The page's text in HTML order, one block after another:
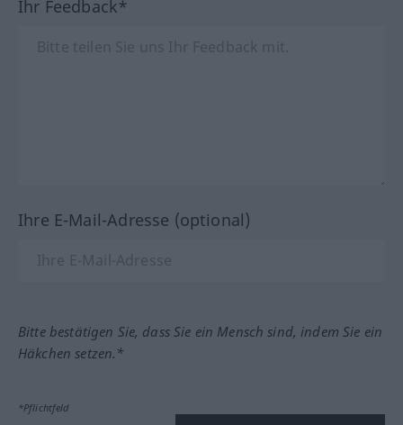
Ihr Feedback*
Ihre E-Mail-Adresse (optional)
Bitte bestätigen Sie, dass Sie ein Mensch sind, indem Sie ein
Häkchen setzen.*
*Pflichtfeld